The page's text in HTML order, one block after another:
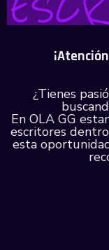
¿Tienes
En OLA GG
escritores
esta